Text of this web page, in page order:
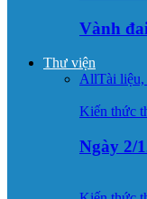
Vành
Thư viện
AllTài liệu,
Kiến thức
Ngày 2/